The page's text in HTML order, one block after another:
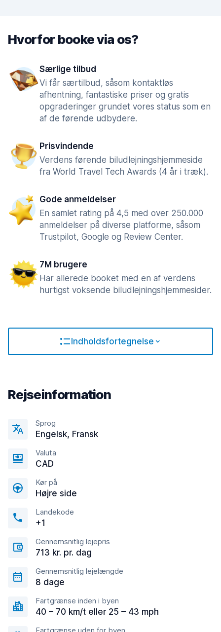
Hvorfor booke via os?
Særlige tilbud
Vi får særtilbud, såsom kontaktløs
afhentning, fantastiske priser og gratis
opgraderinger grundet vores status som en
af de førende udbydere.
Prisvindende
Verdens førende biludlejningshjemmeside
fra World Travel Tech Awards (4 år i træk).
Gode anmeldelser
En samlet rating på 4,5 med over 250.000
anmeldelser på diverse platforme, såsom
Trustpilot, Google og Review Center.
7M brugere
Har allerede booket med en af verdens
hurtigst voksende biludlejningshjemmesider.
Indholdsfortegnelse
Rejseinformation
Sprog
Engelsk, Fransk
Valuta
CAD
Kør på
Højre side
Landekode
+1
Gennemsnitlig lejepris
713 kr. pr. dag
Gennemsnitlig lejelængde
8 dage
Fartgrænse inden i byen
40 – 70 km/t eller 25 – 43 mph